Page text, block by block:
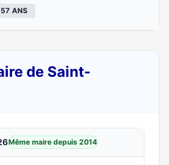
ANS
de Saint-
Même maire depuis 2014